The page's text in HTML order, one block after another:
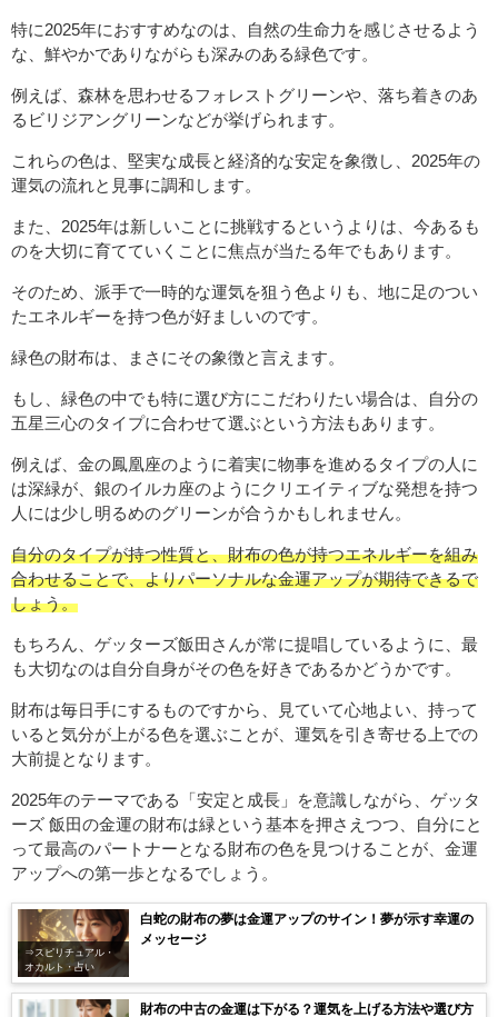
特に2025年におすすめなのは、自然の生命力を感じさせるよう
な、鮮やかでありながらも深みのある緑色です。
例えば、森林を思わせるフォレストグリーンや、落ち着きのあ
るビリジアングリーンなどが挙げられます。
これらの色は、堅実な成長と経済的な安定を象徴し、2025年の
運気の流れと見事に調和します。
また、2025年は新しいことに挑戦するというよりは、今あるも
のを大切に育てていくことに焦点が当たる年でもあります。
そのため、派手で一時的な運気を狙う色よりも、地に足のつい
たエネルギーを持つ色が好ましいのです。
緑色の財布は、まさにその象徴と言えます。
もし、緑色の中でも特に選び方にこだわりたい場合は、自分の
五星三心のタイプに合わせて選ぶという方法もあります。
例えば、金の鳳凰座のように着実に物事を進めるタイプの人に
は深緑が、銀のイルカ座のようにクリエイティブな発想を持つ
人には少し明るめのグリーンが合うかもしれません。
自分のタイプが持つ性質と、財布の色が持つエネルギーを組み
合わせることで、よりパーソナルな金運アップが期待できるで
しょう。
もちろん、ゲッターズ飯田さんが常に提唱しているように、最
も大切なのは自分自身がその色を好きであるかどうかです。
財布は毎日手にするものですから、見ていて心地よい、持って
いると気分が上がる色を選ぶことが、運気を引き寄せる上での
大前提となります。
2025年のテーマである「安定と成長」を意識しながら、ゲッタ
ーズ 飯田の金運の財布は緑という基本を押さえつつ、自分にと
って最高のパートナーとなる財布の色を見つけることが、金運
アップへの第一歩となるでしょう。
⇒スピリチュアル・
オカルト・占い
白蛇の財布の夢は金運アップのサイン！夢が示す幸運の
メッセージ
財布の中古の金運は下がる？運気を上げる方法や選び方